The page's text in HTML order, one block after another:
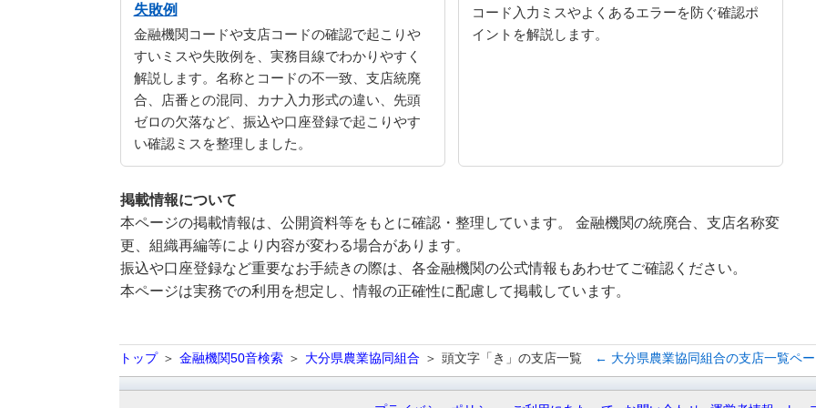
失敗例
金融機関コードや支店コードの確認で起こりや
すいミスや失敗例を、実務目線でわかりやすく
解説します。名称とコードの不一致、支店統廃
合、店番との混同、カナ入力形式の違い、先頭
ゼロの欠落など、振込や口座登録で起こりやす
い確認ミスを整理しました。
コード入力ミスやよくあるエラーを防ぐ確認ポ
イントを解説します。
掲載情報について
本ページの掲載情報は、公開資料等をもとに確認・整理しています。 金融機関の統廃合、支店名称変
更、組織再編等により内容が変わる場合があります。
振込や口座登録など重要なお手続きの際は、各金融機関の公式情報もあわせてご確認ください。
本ページは実務での利用を想定し、情報の正確性に配慮して掲載しています。
トップ 金融機関50音検索 大分県農業協同組合 頭文字「き」の支店一覧 ← 大分県農業協同組合の支店一覧ペ